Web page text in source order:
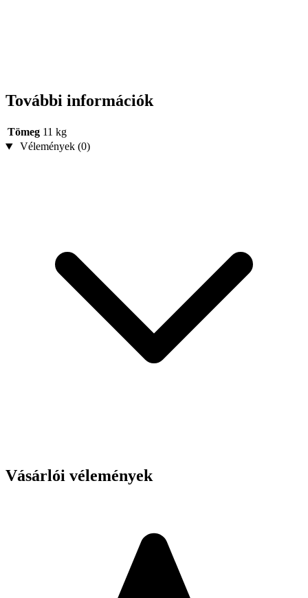
További információk
Tömeg 11 kg
Vélemények (0)
Vásárlói vélemények